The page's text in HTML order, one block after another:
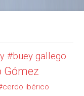
buey gallego
Gómez
cerdo ibérico